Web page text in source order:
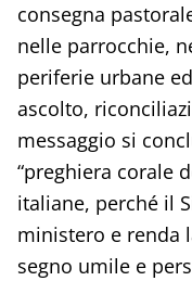
consegna
nelle parrocchie,
periferie urbane
ascolto,
messaggio si
“preghiera corale
italiane, perché il
ministero e renda
segno umile e